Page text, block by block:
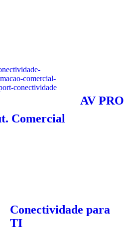
Comercial
AV PRO
Conectividade para
TI